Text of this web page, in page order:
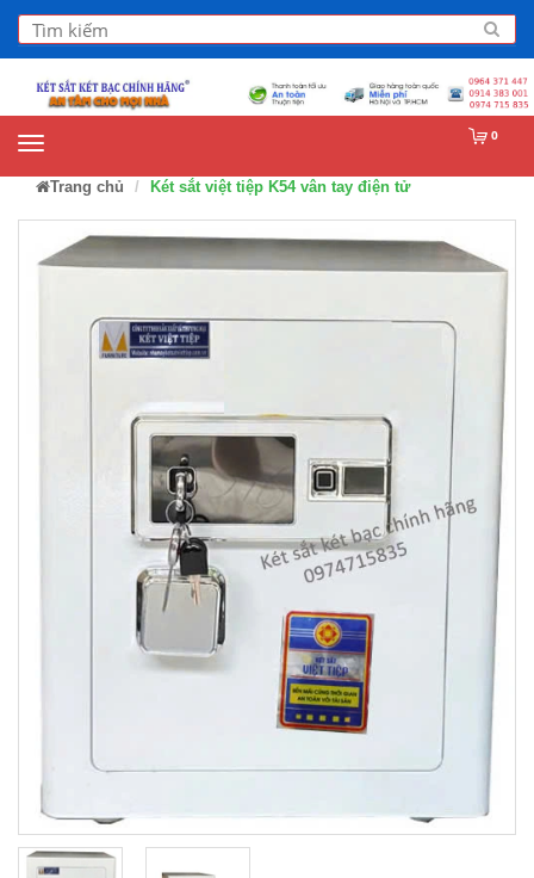
0
Trang chủ Két sắt việt tiệp K54 vân tay điện tử